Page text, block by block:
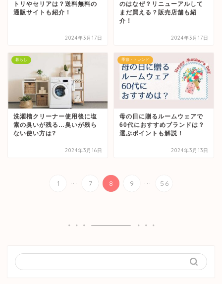
トリやセリアは？送料無料の
通販サイトも紹介！
2024年3月17日
のはなぜ？リニューアルして
まだ買える？販売店舗も紹
介！
2024年3月17日
暮らし
洗濯槽クリーナー使用後に塩
素の臭いが残る…臭いが残ら
ない使い方は?
2024年3月16日
季節・トレンド
母の日に贈るルームウェアで
60代におすすめブランドは？
選ぶポイントも解説！
2024年3月13日
1 ... 7 8 9 ... 56